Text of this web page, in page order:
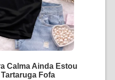
Calma Ainda Estou
Fofa